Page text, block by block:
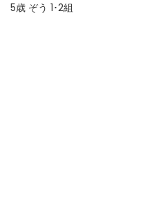
5歳 ぞう 1･2組